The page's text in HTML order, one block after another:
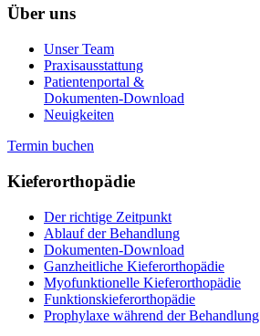
Über uns
Unser Team
Praxisausstattung
Patientenportal &
Dokumenten-Download
Neuigkeiten
Termin buchen
Kieferorthopädie
Der richtige Zeitpunkt
Ablauf der Behandlung
Dokumenten-Download
Ganzheitliche Kieferorthopädie
Myofunktionelle Kieferorthopädie
Funktionskieferorthopädie
Prophylaxe während der Behandlung